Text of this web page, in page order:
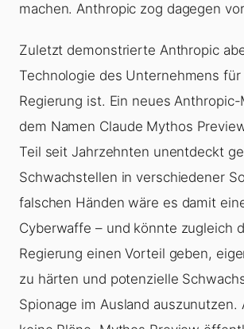
machen. Anthropic zog dagegen
Zuletzt demonstrierte Anthropic
Technologie des Unternehmens
Regierung ist. Ein neues
dem Namen Claude Mythos
Teil seit Jahrzehnten unentdeckt
Schwachstellen in verschiedener
falschen Händen wäre es damit
Cyberwaffe – und könnte zugleich
Regierung einen Vorteil geben,
zu härten und potenzielle
Spionage im Ausland auszunutzen.